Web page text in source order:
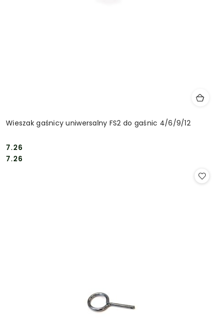
Wieszak gaśnicy uniwersalny FS2 do gaśnic 4/6/9/12
Cena:
7.26
Cena:
7.26